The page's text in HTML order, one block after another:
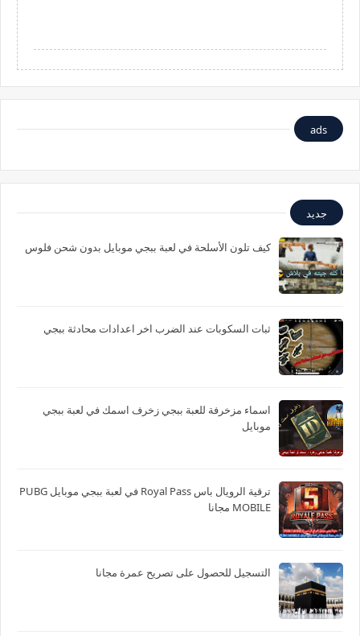
ads
جديد
كيف تلون الأسلحة في لعبة ببجي موبايل بدون شحن فلوس
ثبات السكوبات عند الضرب اخر اعدادات محادثة ببجي
اسماء مزخرفة للعبة ببجي زخرف اسمك في لعبة ببجي
موبايل
ترقية الرويال باس Royal Pass في لعبة ببجي موبايل PUBG
MOBILE مجانا
التسجيل للحصول على تصريح عمرة مجانا